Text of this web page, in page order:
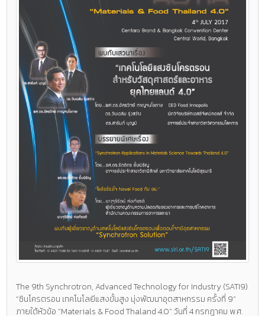
The 9th Synchrotron, Advanced Technology for Industry (SATI9)
“ซินโครตรอน เทคโนโลยีแสงขั้นสูง มุ่งพัฒนาอุตสาหกรรม ครั้งที่ 9”
ภายใต้หัวข้อ "Materials & Food Thaland 4.0" วันที่ 4 กรกฎาคม พ.ศ.